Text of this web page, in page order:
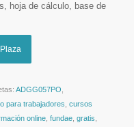
hoja de cálculo, base de
ADGG057PO
para trabajadores cursos
online, fundae, gratis